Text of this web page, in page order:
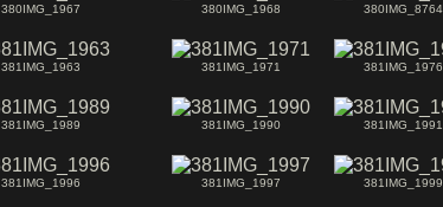
380IMG_1967 380IMG_1968 380IMG_8764
381IMG_1963 381IMG_1971 381IMG_1976
381IMG_1989 381IMG_1990 381IMG_1991
381IMG_1996 381IMG_1997 381IMG_1999